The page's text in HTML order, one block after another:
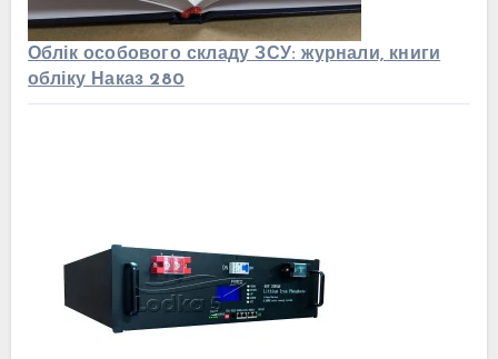
Облік особового складу ЗСУ: журнали, книги
обліку Наказ 280